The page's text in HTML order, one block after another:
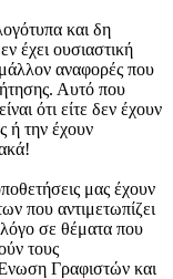
και δη
έχει ουσιαστική
αναφορές που
Αυτό που
ότι είτε δεν έχουν
ή την έχουν
μας έχουν
που αντιμετωπίζει
σε θέματα που
τους
Γραφιστών και